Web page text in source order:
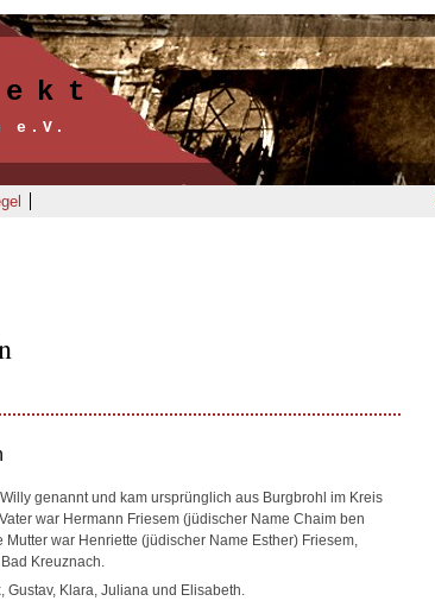
e.V.
genannt und kam ursprünglich aus Burgbrohl im Kreis
war Hermann Friesem (jüdischer Name Chaim ben
war Henriette (jüdischer Name Esther) Friesem,
Kreuznach.
Gustav, Klara, Juliana und Elisabeth.